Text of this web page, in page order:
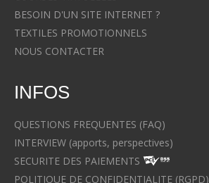
BESOIN D'UN SITE INTERNET ?
TEXTILES PROMOTIONNELS
NOUS CONTACTER
INFOS
QUESTIONS FREQUENTES (FAQ)
INTERVIEW (apports, perspectives)
SECURITE DES PAIEMENTS
POLITIQUE DE CONFIDENTIALITE (RGPD)